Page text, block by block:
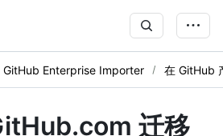
GitHub Enterprise Importer 在 GitHub
迁移